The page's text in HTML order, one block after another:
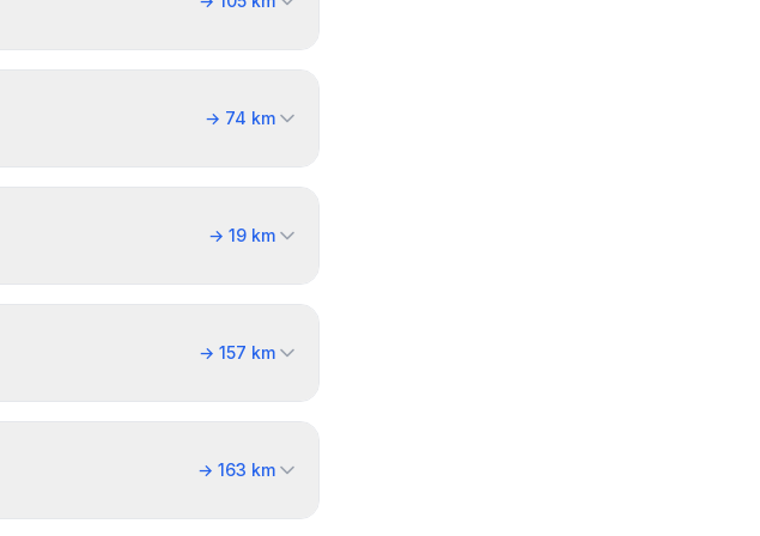
→ 74 km
→ 19 km
→ 157 km
→ 163 km